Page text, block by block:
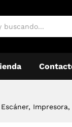
Escáner,